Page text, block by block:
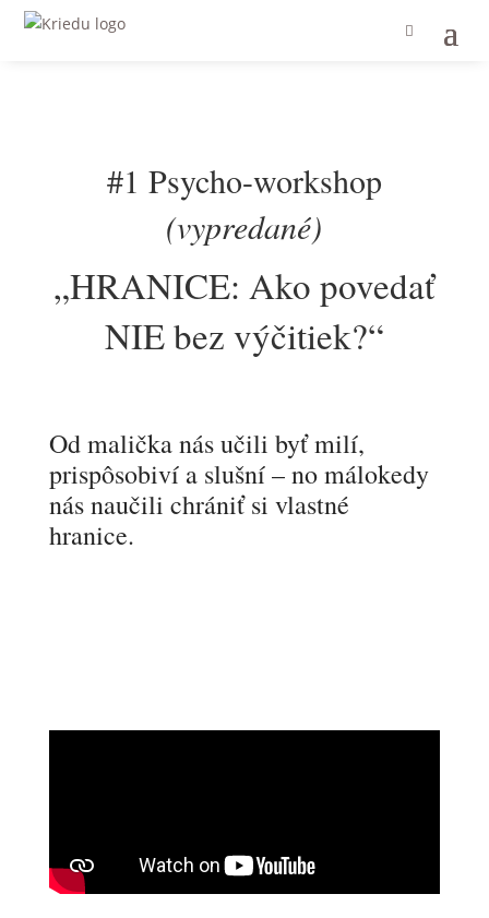
#1 Psycho-workshop
(vypredané)
„HRANICE: Ako povedať
NIE bez výčitiek?“
Od malička nás učili byť milí,
prispôsobiví a slušní – no málokedy
nás naučili chrániť si vlastné
hranice.